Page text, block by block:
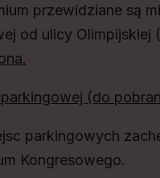
przewidziane są
od ulicy Olimpijskiej
(do
parkingowych
Kongresowego.